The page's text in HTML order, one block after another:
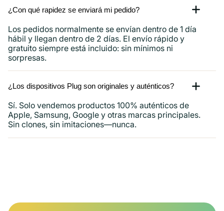
¿Con qué rapidez se enviará mi pedido?
Los pedidos normalmente se envían dentro de 1 día
hábil y llegan dentro de 2 días. El envío rápido y
gratuito siempre está incluido: sin mínimos ni
sorpresas.
¿Los dispositivos Plug son originales y auténticos?
Sí. Solo vendemos productos 100% auténticos de
Apple, Samsung, Google y otras marcas principales.
Sin clones, sin imitaciones—nunca.